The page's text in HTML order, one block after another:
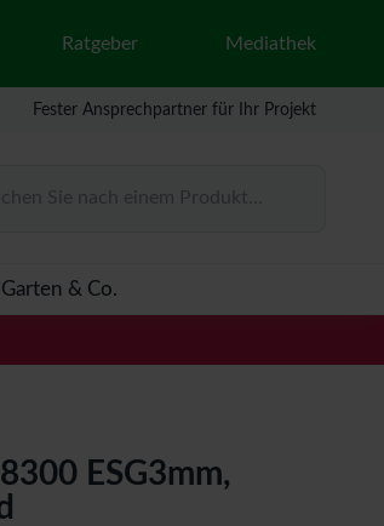
Ratgeber Mediathek
Fester Ansprechpartner für Ihr Projekt
Sie nach einem Produkt...
Garten & Co.
ESG3mm,